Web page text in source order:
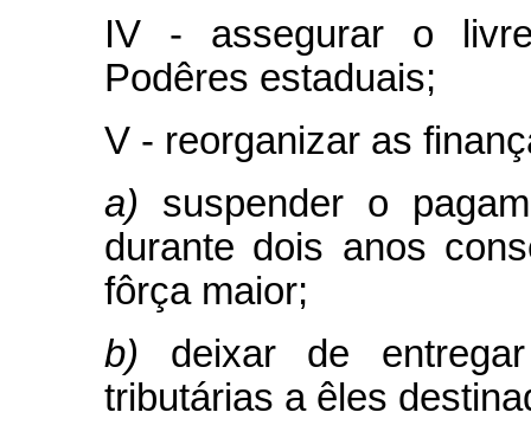
IV - assegurar o
Podêres estaduais;
V - reorganizar as
a) suspender o
durante dois anos
fôrça maior;
b) deixar de
tributárias a êles